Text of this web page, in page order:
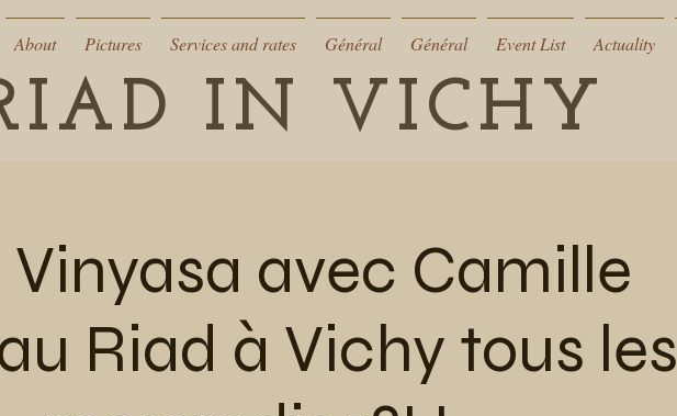
About Pictures Services and rates Général Général Event List Actuality
IN VICHY
Vinyasa avec Camille
Riad à Vichy tous les